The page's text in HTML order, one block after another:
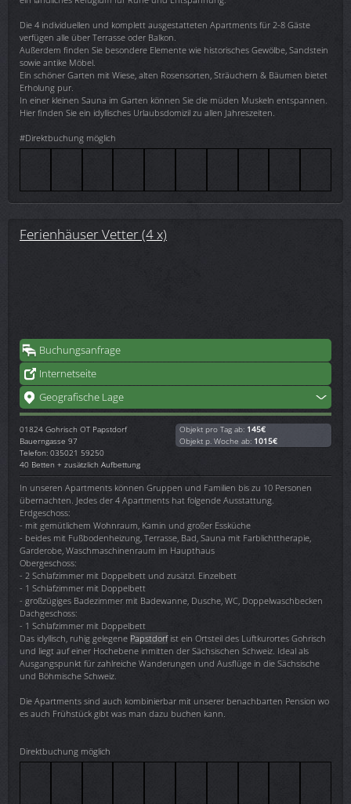
Die 4 individuellen und komplett ausgestatteten Apartments für 2-8 Gäste
verfügen alle über Terrasse oder Balkon.
Außerdem finden Sie besondere Elemente wie historisches Gewölbe, Sandstein
sowie antike Möbel.
Ein schöner Garten mit Wiese, alten Rosensorten, Sträuchern & Bäumen bietet
Erholung pur.
In einer kleinen Sauna im Garten können Sie die müden Muskeln entspannen.
Hier finden Sie ein idyllisches Urlaubsdomizil zu allen Jahreszeiten.
#Direktbuchung möglich
Ferienhäuser Vetter (4 x)
Buchungsanfrage
Internetseite
Geografische Lage
01824 Gohrisch OT Papstdorf
Bauerngasse 97
Telefon: 035021 59250
40 Betten + zusätzlich Aufbettung
Objekt pro Tag ab: 145€
Objekt p. Woche ab: 1015€
In unseren Apartments können Gruppen und Familien bis zu 10 Personen
übernachten. Jedes der 4 Apartments hat folgende Ausstattung.
Erdgeschoss:
- mit gemütlichem Wohnraum, Kamin und großer Essküche
- beides mit Fußbodenheizung, Terrasse, Bad, Sauna mit Farblichttherapie,
Garderobe, Waschmaschinenraum im Haupthaus
Obergeschoss:
- 2 Schlafzimmer mit Doppelbett und zusätzl. Einzelbett
- 1 Schlafzimmer mit Doppelbett
- großzügiges Badezimmer mit Badewanne, Dusche, WC, Doppelwaschbecken
Dachgeschoss:
- 1 Schlafzimmer mit Doppelbett
Das idyllisch, ruhig gelegene Papstdorfist ein Ortsteil des Luftkurortes Gohrisch
und liegt auf einer Hochebene inmitten der Sächsischen Schweiz. Ideal als
Ausgangspunkt für zahlreiche Wanderungen und Ausflüge in die Sächsische
und Böhmische Schweiz.
Die Apartments sind auch kombinierbar mit unserer benachbarten Pension wo
es auch Frühstück gibt was man dazu buchen kann.
Direktbuchung möglich